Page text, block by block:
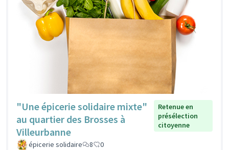
"Une épicerie solidaire mixte"
au quartier des Brosses à
Villeurbanne
Retenue en
présélection
citoyenne
épicerie solidaire 8 0